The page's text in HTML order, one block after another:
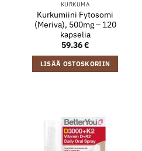
KURKUMA
Kurkumiini Fytosomi
(Meriva), 500mg – 120
kapselia
59.36€
LISÄÄ OSTOSKORIIN